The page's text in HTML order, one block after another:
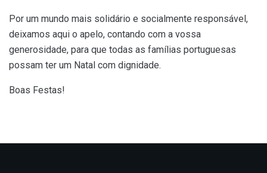
Por um mundo mais solidário e socialmente responsável,
deixamos aqui o apelo, contando com a vossa
generosidade, para que todas as famílias portuguesas
possam ter um Natal com dignidade.
Boas Festas!